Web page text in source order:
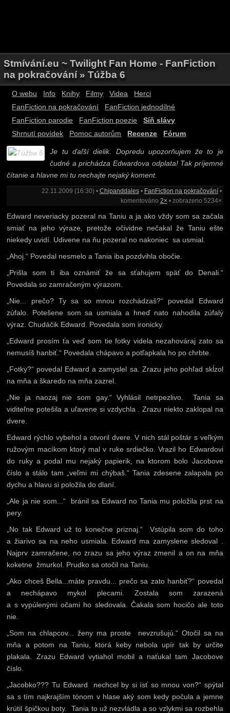
Stmívání.eu ~ Twilight Fan Home - FanFiction
na pokračování » Túžba 6
O webu Info Knihy Filmy Videa
Herci
FanFiction na pokračování
FanFiction jednodílné
FanFiction parodie
FanFiction poezie
Síň slávy
Shrnutí povídek
Pomoc autorům Recenze Fórum
Je tu ďaľší dielik. Dopredu upozorňujem že to je
čudné a prichádza Edwardova odplata! Tak príjemné
čítanie a hlavne mi tu nechajte nejaký koment.
22.11.2009 (16:30) • Chipanddales• FanFiction na pokračování•
komentováno 2× • zobrazeno 5234×
Edward neveriacky pozeral na Taniu a ja ako vždy som sa začala
smiať na jeho výraze, pretože očividne nečakal že Taniu ešte
niekedy uvidí. Udivene na ňu pozeral no nakoniec sa usmial.
„Ahoj.“ Povedal nesmelo a Tania iba pozdvihla obočie.
„Prišla som ti iba oznámiť že sa sťahujem späť do Denali.“
Povedala so zamračeným výrazom.
„Nie... prečo? Ty sa so mnou rozchádzaš?“ povedal Edward
zúfalo. Potešene som sa usmiala a hneď nato nahodila zúfalý
výraz. Chudáčik Edward. Povedala som ironicky.
„Edward prosím ťa veď som tie fotky videla nezahováraj zato sa
nemusíš hanbiť.“ Povedala chápavo a potľapkala ho po chrbte.
„Fotky?“ povedal Edward a zamyslel sa. Zrazu jeho pohľad skĺzol
na mňa a škaredo na mňa zazrel.
„Nie ja naozaj nie som gay.“ Vyhlásil netrpezlivo. Tania sa
viditeľne potešila a uľavene si vzdychla . Zrazu niekto zaklopal na
dvere.
Edward rýchlo vybehol a otvoril dvere. V nich stál poštár s veľkým
ružovým macíkom ktorý mal v ruke srdiečko. Vrazil ho Edwardovi
do ruky a podal mu nejaký papierik, na ktorom bolo Jacobove
číslo a stálo tam „veľmi mi chýbaš.“ Tania zdesene zalapala po
dychu a hlavu si položila do dlaní.
„Ale ja nie som...“ bránil sa Edward no Tania mu položila prst na
pery.
„No tak Edward už to konečne priznaj.“ Vstúpila som do toho
a žiarivo sa na neho usmiala. Edward ma zamyslene sledoval .
Najprv zamračene, no zrazu sa jeho výraz zmenil a on na mňa
koketne žmurkol. Prudko sa otočil na Taniu.
„Ako chceš Bella...máte pravdu... prečo sa zato hanbiť?“ povedal
a nechápavo mykol plecami. Zostala som zarazená
a s vypúlenými očami ho sledovala. Čakala som hocičo ale toto
nie.
„Som na chlapcov... ženy ma proste nevzrušujú.“ Otočil sa na
mňa a potom na Taniu, ktorá keby nebola upír tak by určite
plakala. Zrazu Edward vytiahol mobil a naťukal tam Jacobove
číslo.
„Jacobko??? Tu Edward nechcel by si ísť so mnou von?“ spýtal
sa s tím najkrajším tónom v hlase aký som kedy počula a jemne
krútil špičkou boty. Tania to už nezvládla a so vzlykmi sa rozbehla